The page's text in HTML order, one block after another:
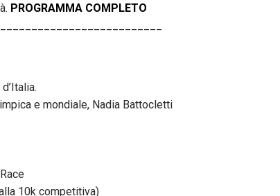
PROGRAMMA COMPLETO
e mondiale, Nadia Battocletti
10k competitiva)